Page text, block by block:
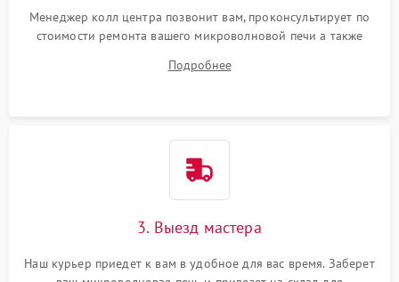
Менеджер колл центра позвонит вам, проконсультирует по
стоимости ремонта вашего микроволновой печи а также
Подробнее
3. Выезд мастера
Наш курьер приедет к вам в удобное для вас время. Заберет